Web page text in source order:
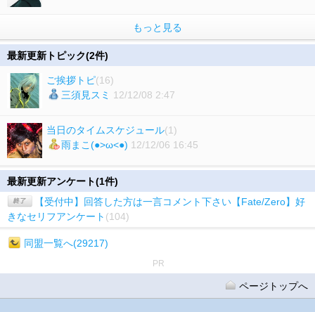
もっと見る
最新更新トピック(2件)
ご挨拶トピ(16)
三須見スミ
12/12/08 2:47
当日のタイムスケジュール(1)
雨まこ(●>ω<●) 12/12/06 16:45
最新更新アンケート(1件)
【受付中】回答した方は一言コメント下さい【Fate/Zero】好
きなセリフアンケート (104)
同盟一覧へ(29217)
PR
ページトップへ